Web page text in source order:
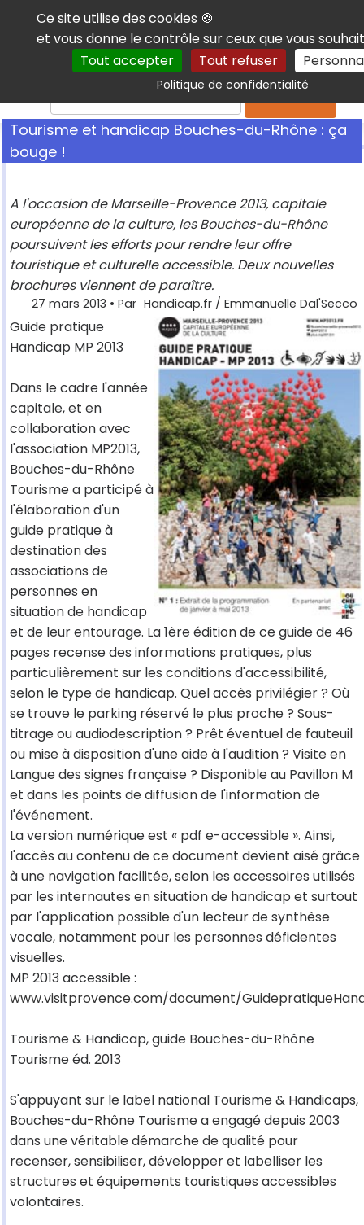
Panneau de gestion des cookies
Ce site utilise des cookies 🍪
et vous donne le contrôle sur ceux que vous
Tout accepter
Tout refuser
Politique de confidentialité
Tourisme et handicap Bouches-du-Rhône : ça
bouge !
A l'occasion de Marseille-Provence 2013, capitale
européenne de la culture, les Bouches-du-Rhône
poursuivent les efforts pour rendre leur offre
touristique et culturelle accessible. Deux nouvelles
brochures viennent de paraître.
27 mars 2013 • Par Handicap.fr / Emmanuelle Dal'Secco
Guide pratique
Handicap MP 2013
Dans le cadre l'année
capitale, et en
collaboration avec
l'association MP2013,
Bouches-du-Rhône
Tourisme a participé à
l'élaboration d'un
guide pratique à
destination des
associations de
personnes en
situation de handicap
et de leur entourage. La 1ère édition de ce guide de 46
pages recense des informations pratiques, plus
particulièrement sur les conditions d'accessibilité,
selon le type de handicap. Quel accès privilégier ? Où
se trouve le parking réservé le plus proche ? Sous-
titrage ou audiodescription ? Prêt éventuel de fauteuil
ou mise à disposition d'une aide à l'audition ? Visite en
Langue des signes française ? Disponible au Pavillon M
et dans les points de diffusion de l'information de
l'événement.
La version numérique est « pdf e-accessible ». Ainsi,
l'accès au contenu de ce document devient aisé grâce
à une navigation facilitée, selon les accessoires utilisés
par les internautes en situation de handicap et surtout
par l'application possible d'un lecteur de synthèse
vocale, notamment pour les personnes déficientes
visuelles.
MP 2013 accessible :
www.visitprovence.com/document/
Tourisme & Handicap, guide Bouches-du-Rhône
Tourisme éd. 2013
S'appuyant sur le label national Tourisme & Handicaps,
Bouches-du-Rhône Tourisme a engagé depuis 2003
dans une véritable démarche de qualité pour
recenser, sensibiliser, développer et labelliser les
structures et équipements touristiques accessibles
volontaires.